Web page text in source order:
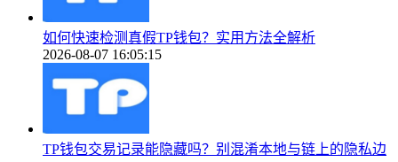
如何快速检测真假TP钱包？实用方法全解析
2026-08-07 16:05:15
TP钱包交易记录能隐藏吗？别混淆本地与链上的隐私边